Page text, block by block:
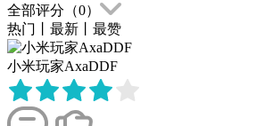
全部评分（0）
热门
最新 最赞
小米玩家AxaDDF